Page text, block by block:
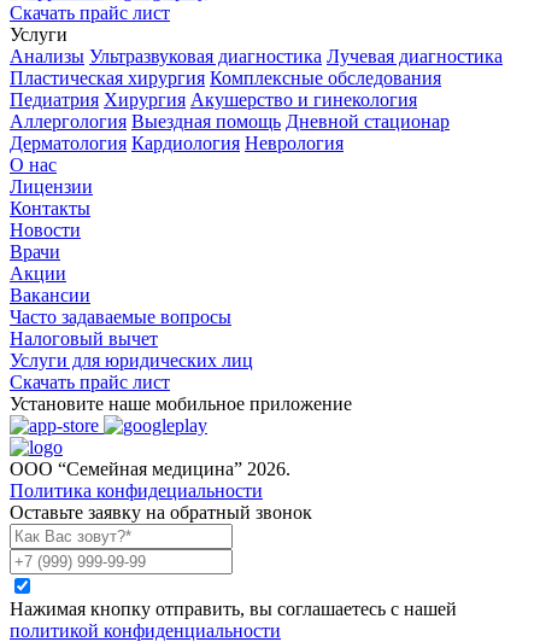
Скачать прайс лист
Услуги
Анализы Ультразвуковая диагностика Лучевая диагностика
Пластическая хирургия Комплексные обследования
Педиатрия Хирургия Акушерство и гинекология
Аллергология Выездная помощь Дневной стационар
Дерматология Кардиология Неврология
О нас
Лицензии
Контакты
Новости
Врачи
Акции
Вакансии
Часто задаваемые вопросы
Налоговый вычет
Услуги для юридических лиц
Скачать прайс лист
Установите наше мобильное приложение
ООО “Семейная медицина” 2026.
Политика конфидециальности
Оставьте заявку на обратный звонок
Нажимая кнопку отправить, вы соглашаетесь с нашей
политикой конфиденциальности